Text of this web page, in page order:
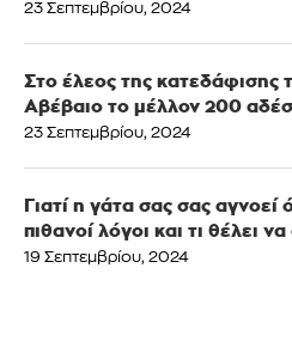
23 Σεπτεμβρίου, 2024
Στο έλεος της κατεδάφισης
Αβέβαιο το μέλλον 200
23 Σεπτεμβρίου, 2024
Γιατί η γάτα σας σας αγνοεί
πιθανοί λόγοι και τι θέλει να
19 Σεπτεμβρίου, 2024